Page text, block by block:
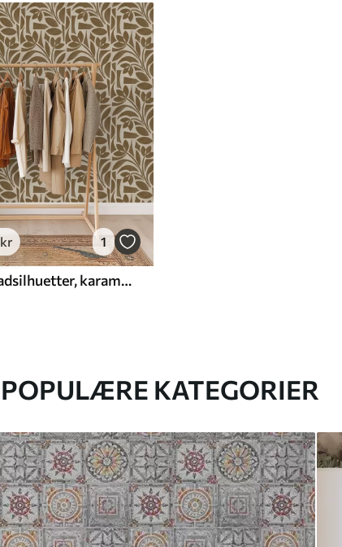
kr 1
Geometriske bladsilhuetter, karamelbrun på beige
POPULÆRE KATEGORIER